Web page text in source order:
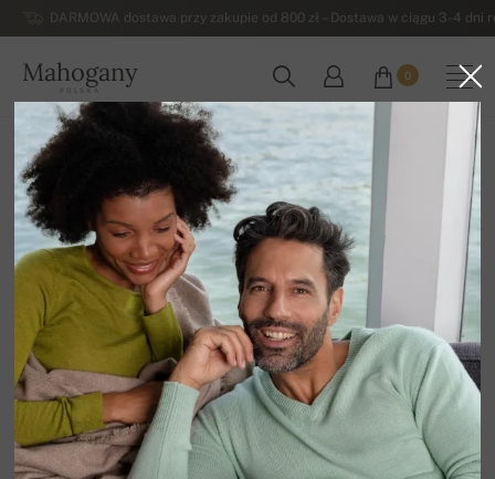
DARMOWA dostawa przy zakupie od 800 zł – Dostawa w ciągu 3-4
Mahogany
POLSKA
0
Strona główna
Męskie swetry z kaszmiru
Męska odzież z kaszmiru duvetu